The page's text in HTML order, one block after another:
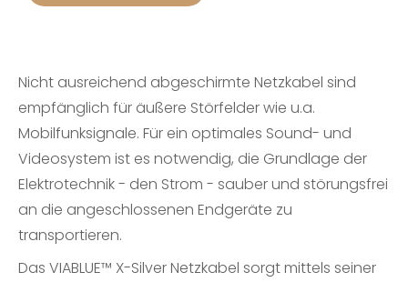
Nicht ausreichend abgeschirmte Netzkabel sind
empfänglich für äußere Störfelder wie u.a.
Mobilfunksignale. Für ein optimales Sound- und
Videosystem ist es notwendig, die Grundlage der
Elektrotechnik - den Strom - sauber und störungsfrei
an die angeschlossenen Endgeräte zu
transportieren.
Das VIABLUE™ X-Silver Netzkabel sorgt mittels seiner